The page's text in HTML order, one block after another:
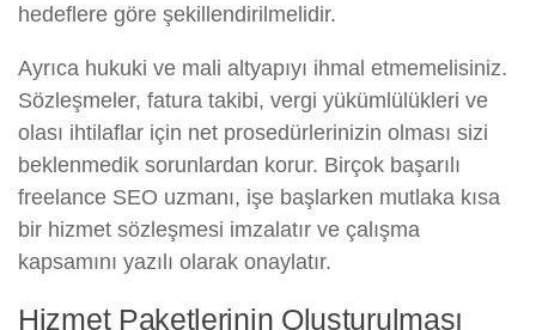
hedeflere göre şekillendirilmelidir.
Ayrıca hukuki ve mali altyapıyı ihmal etmemelisiniz.
Sözleşmeler, fatura takibi, vergi yükümlülükleri ve
olası ihtilaflar için net prosedürlerinizin olması sizi
beklenmedik sorunlardan korur. Birçok başarılı
freelance SEO uzmanı, işe başlarken mutlaka kısa
bir hizmet sözleşmesi imzalatır ve çalışma
kapsamını yazılı olarak onaylatır.
Hizmet Paketlerinin Oluşturulması